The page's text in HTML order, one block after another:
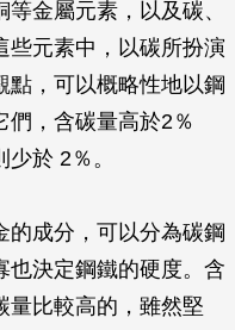
金屬元素，以及碳、
些元素中，以碳所扮演
點，可以概略性地以鋼
們，含碳量高於2％
於 2％。
的成分，可以分為碳鋼
也決定鋼鐵的硬度。含
量比較高的，雖然堅